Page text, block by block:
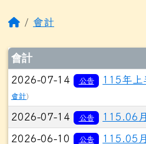
回首頁
會計
文章列表
會計
2026-07-14 公告 115年上
會計)
2026-07-14 公告 115.06
2026-06-10 公告 115.05